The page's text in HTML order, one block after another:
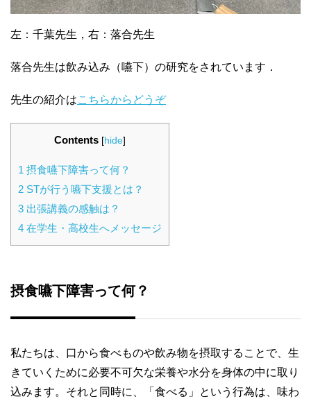
左：千葉先生，右：落合先生
落合先生は飲み込み（嚥下）の研究をされています．
先生の紹介はこちらからどうぞ
Contents [hide]
1 摂食嚥下障害って何？
2 STが行う嚥下支援とは？
3 出張講義の感触は？
4 在学生・高校生へメッセージ
摂食嚥下障害って何？
私たちは、口から食べものや飲み物を摂取することで、生
きていくために必要不可欠な栄養や水分を身体の中に取り
込みます。それと同時に、「食べる」という行為は、味わ